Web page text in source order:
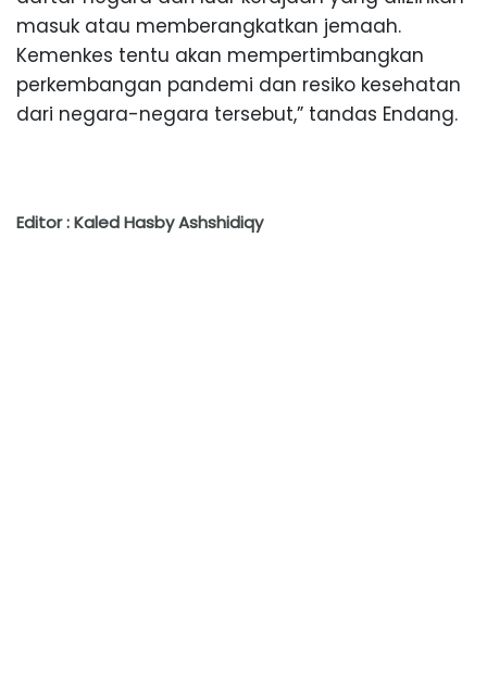
masuk atau memberangkatkan jemaah.
Kemenkes tentu akan mempertimbangkan
perkembangan pandemi dan resiko kesehatan
dari negara-negara tersebut,” tandas Endang.
Editor : Kaled Hasby Ashshidiqy